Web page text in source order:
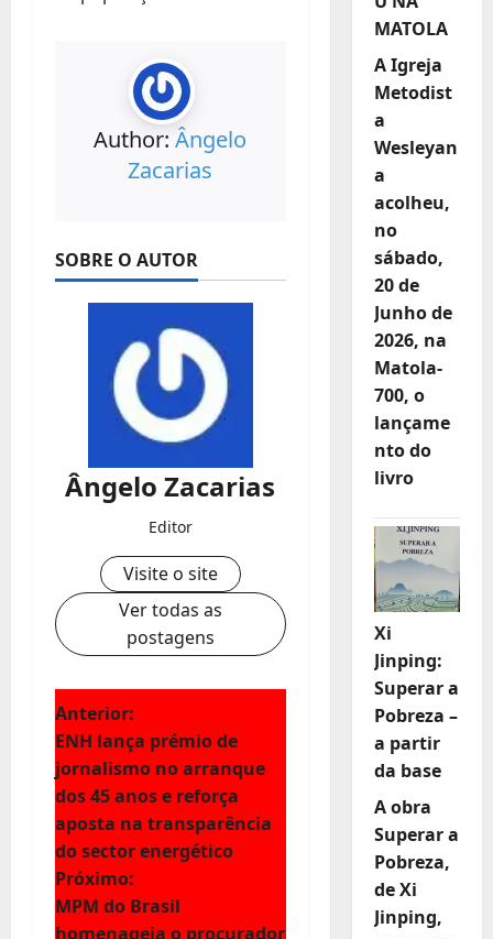
Author: Ângelo
Zacarias
SOBRE O AUTOR
Ângelo Zacarias
Editor
Visite o site
Ver todas as
postagens
N
a
v
e
g
Anterior:
ENH lança prémio de
jornalismo no arranque
dos 45 anos e reforça
aposta na transparência
do sector energético
Próximo:
MPM do Brasil
homenageia o procurador
MATOLA
A Igreja
Metodist
a
Wesleyan
a
acolheu,
no
sábado,
20 de
Junho de
2026, na
Matola-
700, o
lançame
nto do
livro
Xi
Jinping:
Superar a
Pobreza –
a partir
da base
A obra
Superar a
Pobreza,
de Xi
Jinping,